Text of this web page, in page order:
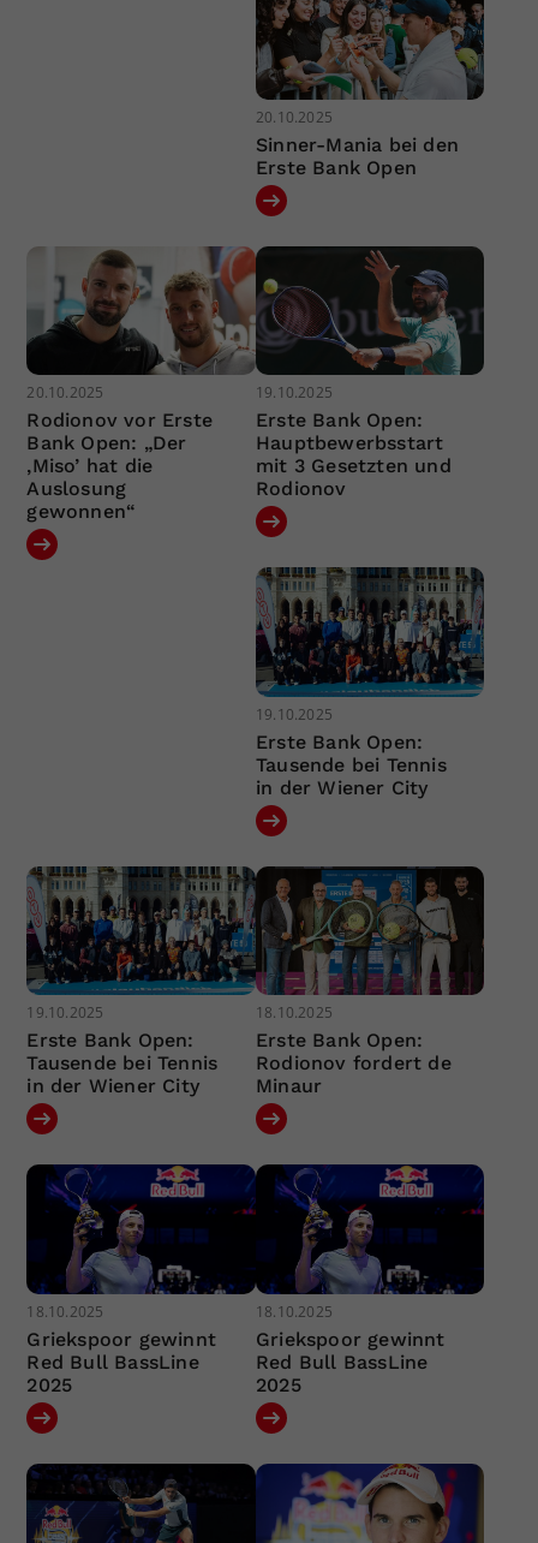
20.10.2025
Sinner-Mania bei den
Erste Bank Open
20.10.2025
Rodionov vor Erste
Bank Open: „Der
‚Miso’ hat die
Auslosung
gewonnen“
19.10.2025
Erste Bank Open:
Hauptbewerbsstart
mit 3 Gesetzten und
Rodionov
19.10.2025
Erste Bank Open:
Tausende bei Tennis
in der Wiener City
19.10.2025
Erste Bank Open:
Tausende bei Tennis
in der Wiener City
18.10.2025
Erste Bank Open:
Rodionov fordert de
Minaur
18.10.2025
Griekspoor gewinnt
Red Bull BassLine
2025
18.10.2025
Griekspoor gewinnt
Red Bull BassLine
2025